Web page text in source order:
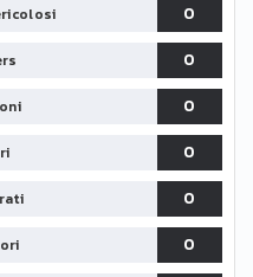
0
0
0
0
0
0